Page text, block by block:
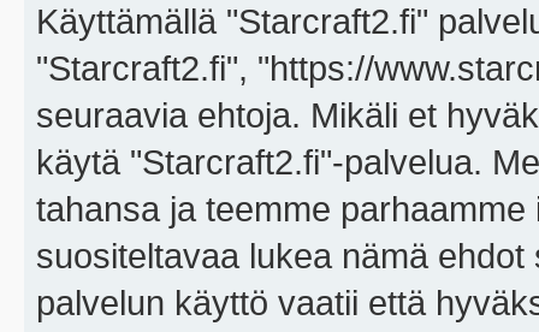
Käyttämällä "Starcraft2.fi"
"Starcraft2.fi", "https://
seuraavia ehtoja. Mikäli et
käytä "Starcraft2.fi"-palvelua.
tahansa ja teemme
suositeltavaa lukea nämä
palvelun käyttö vaatii että